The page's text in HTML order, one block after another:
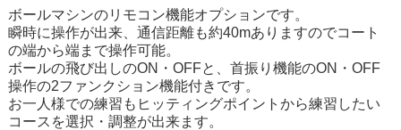
ボールマシンのリモコン機能オプションです。
瞬時に操作が出来、通信距離も約40mありますのでコート
の端から端まで操作可能。
ボールの飛び出しのON・OFFと、首振り機能のON・OFF
操作の2ファンクション機能付きです。
お一人様での練習もヒッティングポイントから練習したい
コースを選択・調整が出来ます。